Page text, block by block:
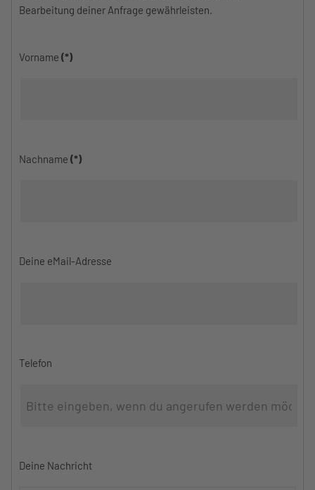
Bearbeitung deiner Anfrage gewährleisten.
Vorname (*)
Nachname (*)
Deine eMail-Adresse
Telefon
Deine Nachricht